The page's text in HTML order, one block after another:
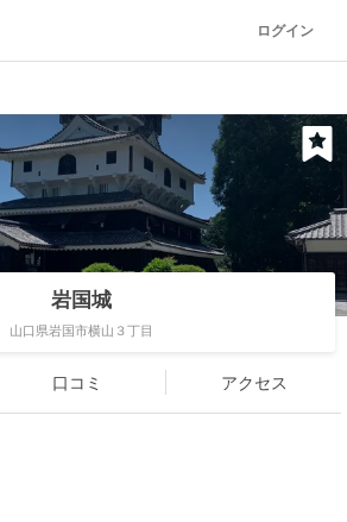
ログイン
岩国城
山口県岩国市横山３丁目
口コミ アクセス